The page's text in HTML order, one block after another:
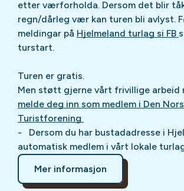
etter værforholda. Dersom det blir
regn/dårleg vær kan turen bli avlyst.
meldingar på Hjelmeland turlag si FB
turstart.
Turen er gratis.
Men støtt gjerne vårt frivillige arbeid
melde deg inn som medlem i Den
Turistforening
- Dersom du har bustadadresse i
automatisk medlem i vårt lokale
Mer informasjon